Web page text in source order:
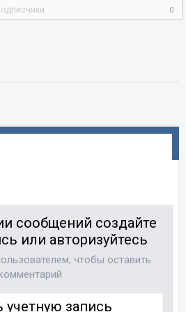
0
сообщений создайте
или авторизуйтесь
чтобы оставить
учетную запись